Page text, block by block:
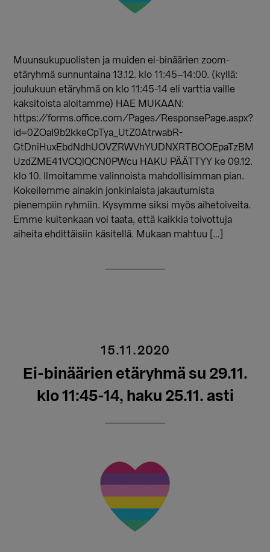
Muunsukupuolisten ja muiden ei-binäärien zoom-
etäryhmä sunnuntaina 13.12. klo 11:45–14:00. (kyllä:
joulukuun etäryhmä on klo 11:45-14 eli varttia vaille
kaksitoista aloitamme) HAE MUKAAN:
https://forms.office.com/Pages/ResponsePage.aspx?
id=0ZOaI9b2kkeCpTya_UtZ0AtrwabR-
GtDniHuxEbdNdhUOVZRWVhYUDNXRTBOOEpaTzBM
UzdZME41VCQlQCN0PWcu HAKU PÄÄTTYY ke 09.12.
klo 10. Ilmoitamme valinnoista mahdollisimman pian.
Kokeilemme ainakin jonkinlaista jakautumista
pienempiin ryhmiin. Kysymme siksi myös aihetoiveita.
Emme kuitenkaan voi taata, että kaikkia toivottuja
aiheita ehdittäisiin käsitellä. Mukaan mahtuu […]
15.11.2020
Ei-binäärien etäryhmä su 29.11.
klo 11:45-14, haku 25.11. asti